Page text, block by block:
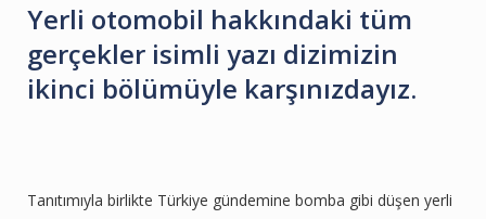
Yerli otomobil hakkındaki tüm
gerçekler isimli yazı dizimizin
ikinci bölümüyle karşınızdayız.
Tanıtımıyla birlikte Türkiye gündemine bomba gibi düşen yerli